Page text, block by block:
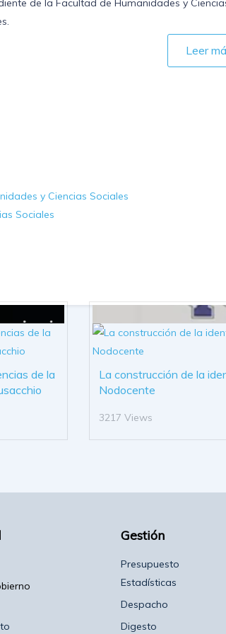
de la Facultad de Humanidades y
Leer
y Ciencias Sociales
Sociales
de la
La construcción de la
Nodocente
3217 Views
Gestión
Presupuesto
Estadísticas
Despacho
Digesto